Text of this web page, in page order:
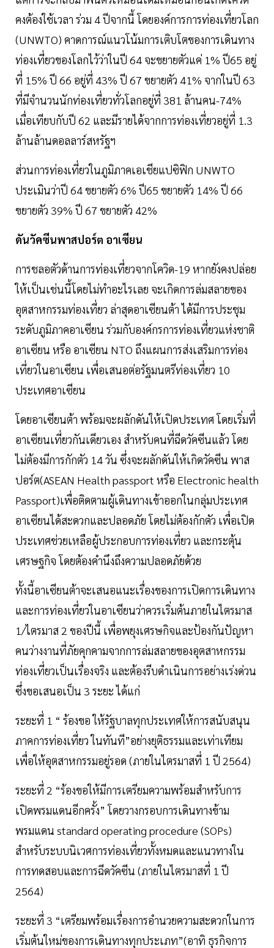
คงต้องใช้เวลา ร่วม 4 ปีจากนี้ โดยองค์การการท่องเที่ยวโลก
(UNWTO) คาดการณ์แนวโน้มการเติบโตของการเดินทาง
ท่องเที่ยวของโลกไว้ว่าในปี 64 จะขยายตัวแค่ 1% ปี65 อยู่
ที่ 15% ปี 66 อยู่ที่ 43% ปี 67 ขยายตัว 41% จากในปี 63
ที่มีจำนวนนักท่องเที่ยวทั่วโลกอยู่ที่ 381 ล้านคน-74%
เมื่อเทียบกับปี 62 และมีรายได้จากการท่องเที่ยวอยู่ที่ 1.3
ล้านล้านดอลลาร์สหรัฐฯ
ส่วนการท่องเที่ยวในภูมิภาคเอเชียแปซิฟิก UNWTO
ประเมินว่าปี 64 ขยายตัว 6% ปี65 ขยายตัว 14% ปี 66
ขยายตัว 39% ปี 67 ขยายตัว 42%
ดันวัคซีนพาสปอร์ต อาเซียน
การชลอตัวด้านการท่องเที่ยวจากโควิด-19 หากยังคงปล่อย
ให้เป็นเช่นนี้โดยไม่ทำอะไรเลย จะเกิดการล่มสลายของ
อุตสาหกรรมท่องเที่ยว ล่าสุดอาเซียนต้า ได้มีการประชุม
ระดับภูมิภาคอาเซียน ร่วมกับองค์กรการท่องเที่ยวแห่งชาติ
อาเซียน หรือ อาเซียน NTO ถึงแผนการส่งเสริมการท่อง
เที่ยวในอาเซียน เพื่อเสนอต่อรัฐมนตรีท่องเที่ยว 10
ประเทศอาเซียน
โดยอาเซียนต้า พร้อมจะผลักดันให้เปิดประเทศ โดยเริ่มที่
อาเซียนเที่ยวกันเดียวเอง สำหรับคนที่ฉีดวัคซีนแล้ว โดย
ไม่ต้องมีการกักตัว 14 วัน ซึ่งจะผลักดันให้เกิดวัคซีน พาส
ปอร์ต(ASEAN Health passport หรือ Electronic health
Passport)เพื่อติดตามผู้เดินทางเข้าออกในกลุ่มประเทศ
อาเซียนได้สะดวกและปลอดภัย โดยไม่ต้องกักตัว เพื่อเปิด
ประเทศช่วยเหลือผู้ประกอบการท่องเที่ยว และกระตุ้น
เศรษฐกิจ โดยต้องคำนึงถึงความปลอดภัยด้วย
ทั้งนี้อาเซียนต้าจะเสนอแนะเรื่องของการเปิดการเดินทาง
และการท่องเที่ยวในอาเซียนว่าควรเริ่มต้นภายในไตรมาส
1/ไตรมาส 2 ของปีนี้ เพื่อพยุงเศรษกิจและป้องกันปัญหา
คนว่างงานที่ภัยคุกคามจากการล่มสลายของอุตสาหกรรม
ท่องเที่ยวเป็นเรื่องจริง และต้องรีบดำเนินการอย่างเร่งด่วน
ซึ่งขอเสนอเป็น 3 ระยะ ได้แก่
ระยะที่ 1 “ ร้องขอ ให้รัฐบาลทุกประเทศให้การสนับสนุน
ภาคการท่องเที่ยว ในทันที”อย่างยุติธรรมและเท่าเทียม
เพื่อให้อุตสาหกรรมอยู่รอด (ภายในไตรมาสที่ 1 ปี 2564)
ระยะที่ 2 “ร้องขอให้มีการเตรียมความพร้อมสำหรับการ
เปิดพรมแดนอีกครั้ง” โดยวางกรอบการเดินทางข้าม
พรมแดน standard operating procedure (SOPs)
สำหรับระบบนิเวศการท่องเที่ยวทั้งหมดและแนวทางใน
การทดสอบและการฉีดวัคซีน (ภายในไตรมาสที่ 1 ปี
2564)
ระยะที่ 3 “เตรียมพร้อมเรื่องการอำนวยความสะดวกในการ
เริ่มต้นใหม่ของการเดินทางทุกประเภท”(อาทิ ธุรกิจการ